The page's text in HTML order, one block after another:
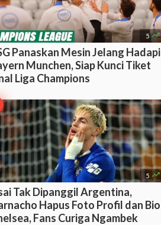
5 
Panaskan Mesin Jelang Hadapi
Munchen, Siap Kunci Tiket
Liga Champions
5 
Tak Dipanggil Argentina,
Hapus Foto Profil dan Bio
Fans Curiga Ngambek